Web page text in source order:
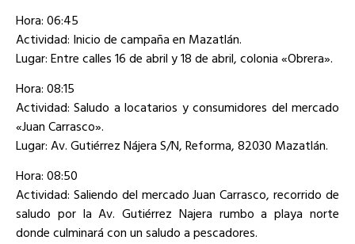
Hora: 06:45
Actividad: Inicio de campaña en Mazatlán.
Lugar: Entre calles 16 de abril y 18 de abril, colonia «Obrera».
Hora: 08:15
Actividad: Saludo a locatarios y consumidores del mercado
«Juan Carrasco».
Lugar: Av. Gutiérrez Nájera S/N, Reforma, 82030 Mazatlán.
Hora: 08:50
Actividad: Saliendo del mercado Juan Carrasco, recorrido de
saludo por la Av. Gutiérrez Najera rumbo a playa norte
donde culminará con un saludo a pescadores.